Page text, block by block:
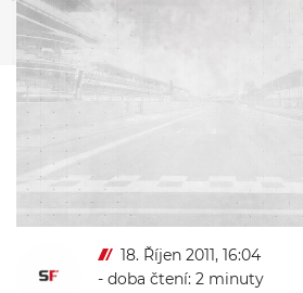
18. Říjen 2011, 16:04
- doba čtení: 2 minuty